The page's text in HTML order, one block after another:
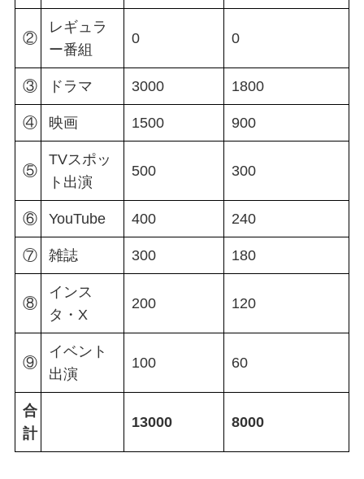
②
レギュラ
ー番組
0 0
③ ドラマ 3000 1800
④ 映画 1500 900
⑤
TVスポッ
ト出演
500 300
⑥ YouTube 400 240
⑦ 雑誌 300 180
⑧
インス
タ・X
200 120
⑨
イベント
出演
100 60
合
計
13000 8000